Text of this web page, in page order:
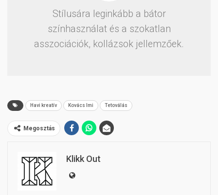
Stílusára leginkább a bátor
színhasználat és a szokatlan
asszociációk, kollázsok jellemzőek.
Havi kreatív Kovács Imi Tetoválás
Megosztás
Klikk Out